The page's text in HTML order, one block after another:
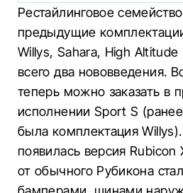
Рестайлинговое
предыдущие
Willys, Sahara, High
всего два нововведения.
теперь можно заказать в
исполнении Sport S
была комплектация
появилась версия
от обычного Рубикона